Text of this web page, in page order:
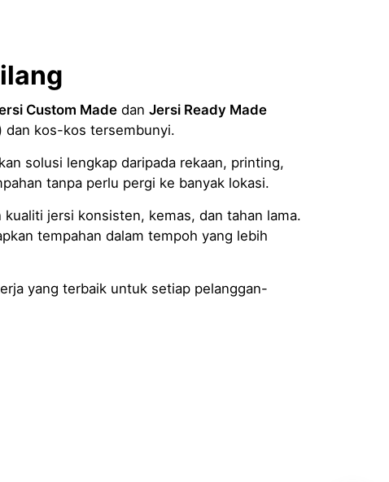
Custom Made dan Jersi Ready Made
dan kos-kos tersembunyi.
solusi lengkap daripada rekaan, printing,
tanpa perlu pergi ke banyak lokasi.
jersi konsisten, kemas, dan tahan lama.
tempahan dalam tempoh yang lebih
yang terbaik untuk setiap pelanggan-